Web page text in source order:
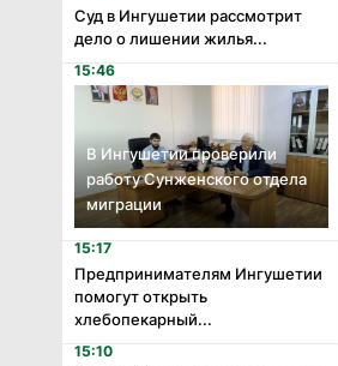
Суд в Ингушетии рассмотрит
дело о лишении жилья...
15:46
В Ингушетии проверили
работу Сунженского отдела
миграции
15:17
Предпринимателям Ингушетии
помогут открыть
хлебопекарный...
15:10